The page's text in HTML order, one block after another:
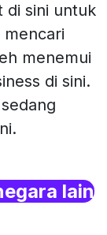
di sini untuk
mencari
menemui
di sini.
lain